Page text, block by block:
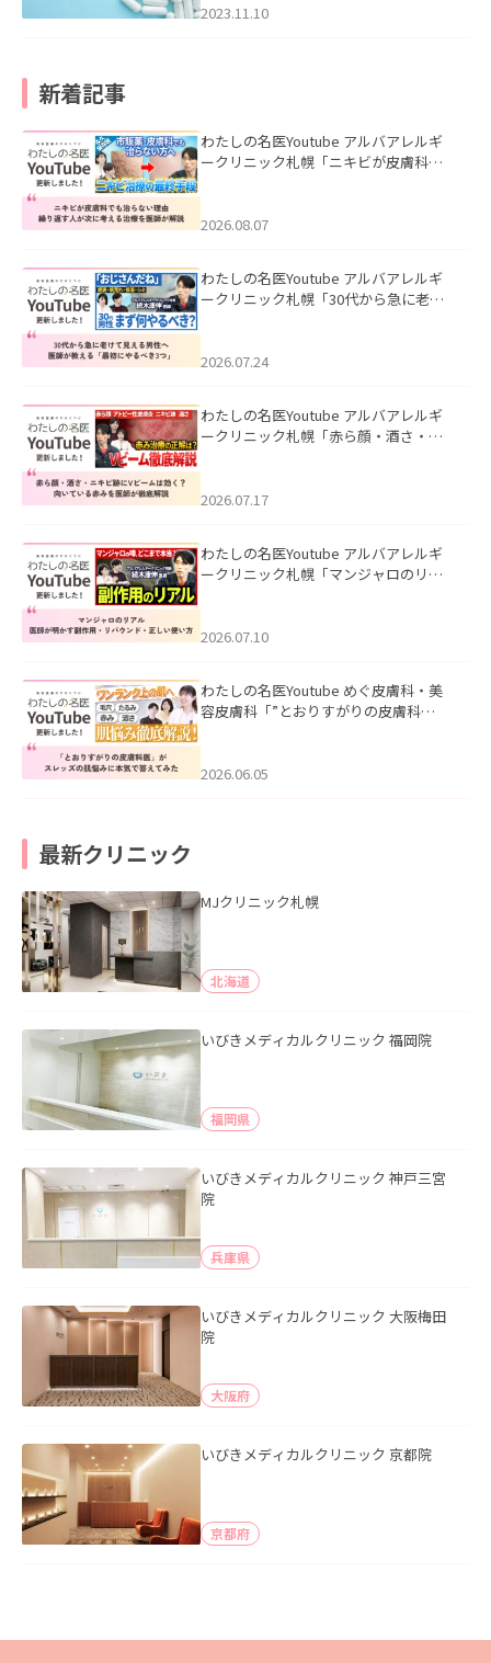
2023.11.10
新着記事
わたしの名医Youtube アルバアレルギ
ークリニック札幌「ニキビが皮膚科で
ました。
2026.08.07
わたしの名医Youtube アルバアレルギ
ークリニック札幌「30代から急に老け
た。
2026.07.24
わたしの名医Youtube アルバアレルギ
ークリニック札幌「赤ら顔・酒さ・ニ
した。
2026.07.17
わたしの名医Youtube アルバアレルギ
ークリニック札幌「マンジャロのリア
た。
2026.07.10
わたしの名医Youtube めぐ皮膚科・美
容皮膚科「”とおりすがりの皮膚科
2026.06.05
最新クリニック
MJクリニック札幌
北海道
いびきメディカルクリニック 福岡院
福岡県
いびきメディカルクリニック 神戸三宮
院
兵庫県
いびきメディカルクリニック 大阪梅田
院
大阪府
いびきメディカルクリニック 京都院
京都府